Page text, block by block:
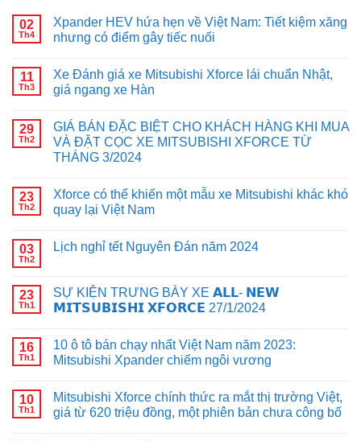
02
Th4
Xpander HEV hứa hẹn về Việt Nam: Tiết kiệm xăng
nhưng có điểm gây tiếc nuối
11
Th3
Xe Đánh giá xe Mitsubishi Xforce lái chuẩn Nhật,
giá ngang xe Hàn
29
Th2
GIÁ BÁN ĐẶC BIỆT CHO KHÁCH HÀNG KHI MUA
VÀ ĐẶT CỌC XE MITSUBISHI XFORCE TỪ
THÁNG 3/2024
23
Th2
Xforce có thể khiến một mẫu xe Mitsubishi khác khó
quay lại Việt Nam
03
Th2
Lịch nghỉ tết Nguyên Đán năm 2024
23
Th1
SỰ KIỆN TRƯNG BÀY XE 𝗔𝗟𝗟- 𝗡𝗘𝗪
𝗠𝗜𝗧𝗦𝗨𝗕𝗜𝗦𝗛𝗜 𝗫𝗙𝗢𝗥𝗖𝗘 27/1/2024
16
Th1
10 ô tô bán chạy nhất Việt Nam năm 2023:
Mitsubishi Xpander chiếm ngôi vương
10
Th1
Mitsubishi Xforce chính thức ra mắt thị trường Việt,
giá từ 620 triệu đồng, một phiên bản chưa công bố